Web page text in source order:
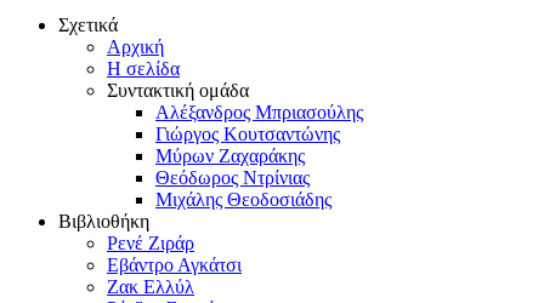
Σχετικά
Αρχική
Η σελίδα
Συντακτική ομάδα
Αλέξανδρος Μπριασούλης
Γιώργος Κουτσαντώνης
Μύρων Ζαχαράκης
Θεόδωρος Ντρίνιας
Μιχάλης Θεοδοσιάδης
Βιβλιοθήκη
Ρενέ Ζιράρ
Εβάντρο Αγκάτσι
Ζακ Ελλύλ